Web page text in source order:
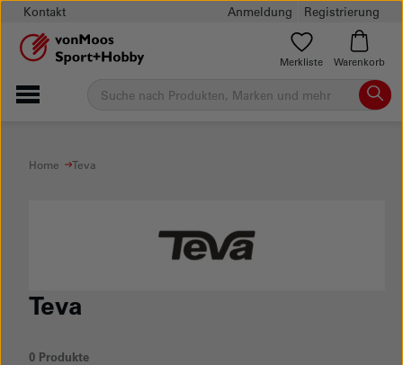
Kontakt Anmeldung Registrierung
Merkliste Warenkorb
Home Teva
Teva
0 Produkte